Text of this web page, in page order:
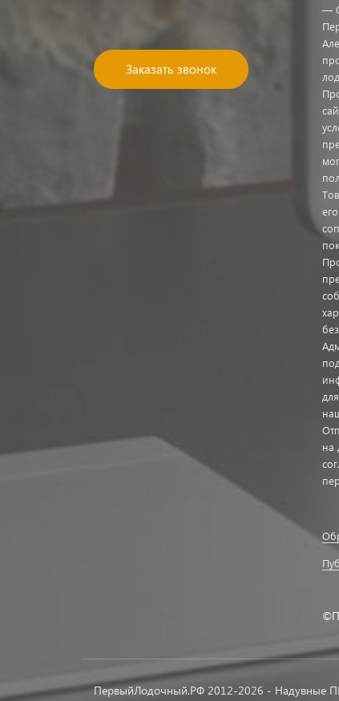
Заказать звонок
—
на
ПервыйЛодочный.РФ 2012-2026 - Надувные